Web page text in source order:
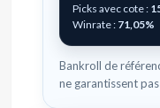
Picks avec cote :
Winrate : 71,05%
Bankroll de
ne garantissent